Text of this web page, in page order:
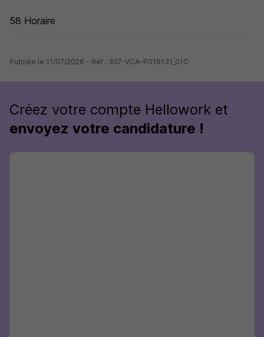
58 Horaire
Publiée le 11/07/2026 - Réf : 307-VCA-P019131_01C
Créez votre compte Hellowork et
envoyez votre candidature !